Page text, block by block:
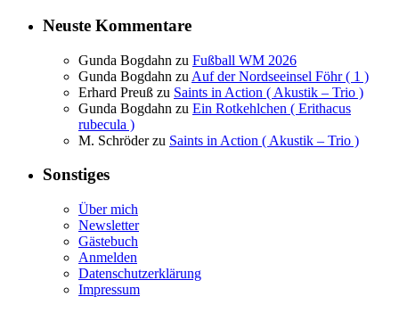
Neuste Kommentare
Gunda Bogdahn zu Fußball WM 2026
Gunda Bogdahn zu Auf der Nordseeinsel Föhr ( 1 )
Erhard Preuß zu Saints in Action ( Akustik – Trio )
Gunda Bogdahn zu Ein Rotkehlchen ( Erithacus
rubecula )
M. Schröderzu Saints in Action ( Akustik – Trio )
Sonstiges
Über mich
Newsletter
Gästebuch
Anmelden
Datenschutzerklärung
Impressum